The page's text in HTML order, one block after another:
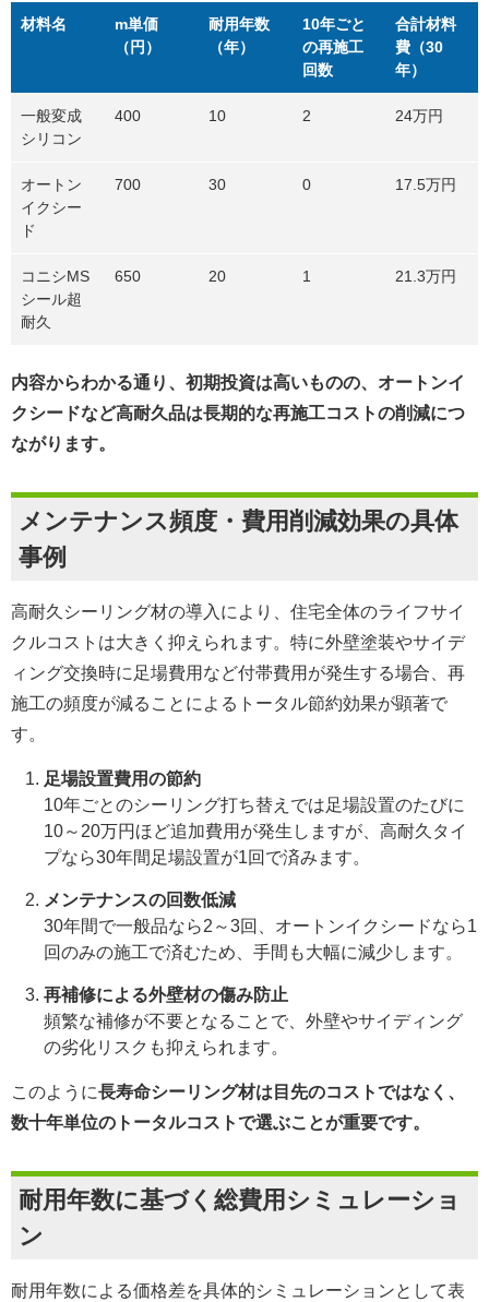
材料名
m単価
（円）
耐用年数
（年）
10年ごと
の再施工
回数
合計材料
費（30
年）
一般変成
シリコン
400 10 2 24万円
オートン
イクシー
ド
700 30 0 17.5万円
コニシMS
シール超
耐久
650 20 1 21.3万円
内容からわかる通り、初期投資は高いものの、オートンイ
クシードなど高耐久品は長期的な再施工コストの削減につ
ながります。
メンテナンス頻度・費用削減効果の具体
事例
高耐久シーリング材の導入により、住宅全体のライフサイ
クルコストは大きく抑えられます。特に外壁塗装やサイデ
ィング交換時に足場費用など付帯費用が発生する場合、再
施工の頻度が減ることによるトータル節約効果が顕著で
す。
足場設置費用の節約
10年ごとのシーリング打ち替えでは足場設置のたびに
10～20万円ほど追加費用が発生しますが、高耐久タイ
プなら30年間足場設置が1回で済みます。
メンテナンスの回数低減
30年間で一般品なら2～3回、オートンイクシードなら1
回のみの施工で済むため、手間も大幅に減少します。
再補修による外壁材の傷み防止
頻繁な補修が不要となることで、外壁やサイディング
の劣化リスクも抑えられます。
このように長寿命シーリング材は目先のコストではなく、
数十年単位のトータルコストで選ぶことが重要です。
耐用年数に基づく総費用シミュレーショ
ン
耐用年数による価格差を具体的シミュレーションとして表